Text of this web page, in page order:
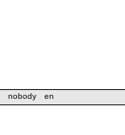
nobody en